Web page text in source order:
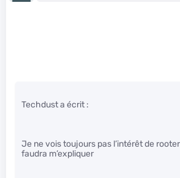
Techdust a écrit :
Je ne vois toujours pas l’intérêt de
faudra m’expliquer